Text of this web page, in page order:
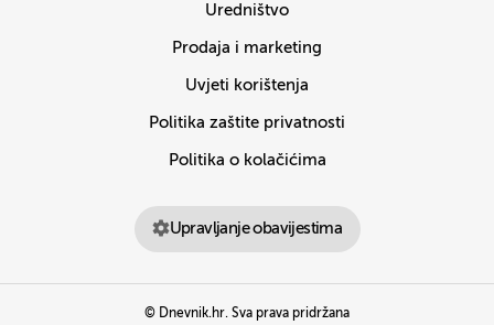
Uredništvo
Prodaja i marketing
Uvjeti korištenja
Politika zaštite privatnosti
Politika o kolačićima
Upravljanje obavijestima
© Dnevnik.hr. Sva prava pridržana